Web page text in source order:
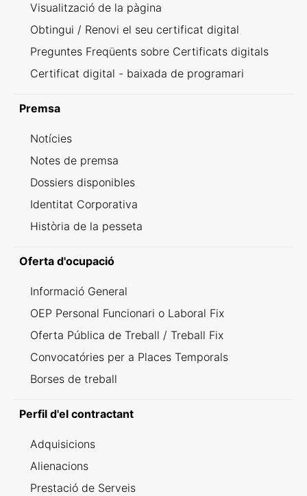
Visualització de la pàgina
Obtingui / Renovi el seu certificat digital
Preguntes Freqüents sobre Certificats digitals
Certificat digital - baixada de programari
Premsa
Notícies
Notes de premsa
Dossiers disponibles
Identitat Corporativa
Història de la pesseta
Oferta d'ocupació
Informació General
OEP Personal Funcionari o Laboral Fix
Oferta Pública de Treball / Treball Fix
Convocatóries per a Places Temporals
Borses de treball
Perfil d'el contractant
Adquisicions
Alienacions
Prestació de Serveis